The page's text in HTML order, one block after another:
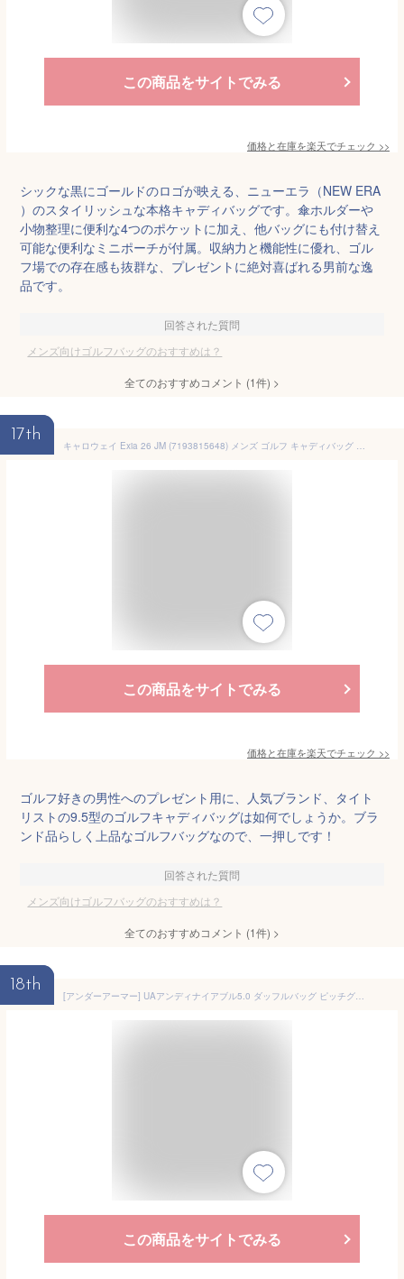
この商品をサイトでみる
価格と在庫を楽天でチェック >>
シックな黒にゴールドのロゴが映える、ニューエラ（NEW ERA
）のスタイリッシュな本格キャディバッグです。傘ホルダーや
小物整理に便利な4つのポケットに加え、他バッグにも付け替え
可能な便利なミニポーチが付属。収納力と機能性に優れ、ゴル
フ場での存在感も抜群な、プレゼントに絶対喜ばれる男前な逸
品です。
回答された質問
メンズ向けゴルフバッグのおすすめは？
全てのおすすめコメント (1件) >
17th
キャロウェイ Exia 26 JM (7193815648) メンズ ゴルフ キャディバッグ 9.5型 Callaway
この商品をサイトでみる
価格と在庫を楽天でチェック >>
ゴルフ好きの男性へのプレゼント用に、人気ブランド、タイト
リストの9.5型のゴルフキャディバッグは如何でしょうか。ブラ
ンド品らしく上品なゴルフバッグなので、一押しです！
回答された質問
メンズ向けゴルフバッグのおすすめは？
全てのおすすめコメント (1件) >
18th
[アンダーアーマー] UAアンディナイアブル5.0 ダッフルバッグ ピッチグレーミディアムヘザーブラック S
この商品をサイトでみる